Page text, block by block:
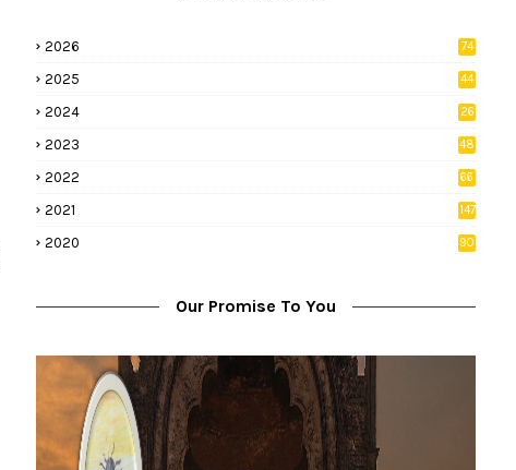
2026
74
2025
44
2024
26
2023 48
2022
66
2021
147
2020
90
Our Promise To You